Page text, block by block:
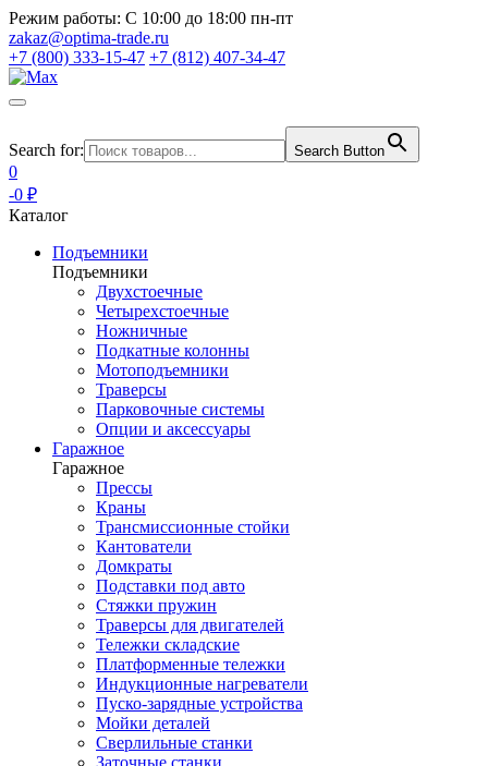
Режим работы: С 10:00 до 18:00 пн-пт
zakaz@optima-trade.ru
+7 (800) 333-15-47 +7 (812) 407-34-47
Search for: Search Button
0
-0 ₽
Каталог
Подъемники
Подъемники
Двухстоечные
Четырехстоечные
Ножничные
Подкатные колонны
Мотоподъемники
Траверсы
Парковочные системы
Опции и аксессуары
Гаражное
Гаражное
Прессы
Краны
Трансмиссионные стойки
Кантователи
Домкраты
Подставки под авто
Стяжки пружин
Траверсы для двигателей
Тележки складские
Платформенные тележки
Индукционные нагреватели
Пуско-зарядные устройства
Мойки деталей
Сверлильные станки
Заточные станки